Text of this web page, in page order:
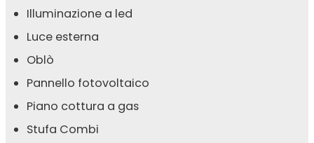
Illuminazione a led
Luce esterna
Oblò
Pannello fotovoltaico
Piano cottura a gas
Stufa Combi